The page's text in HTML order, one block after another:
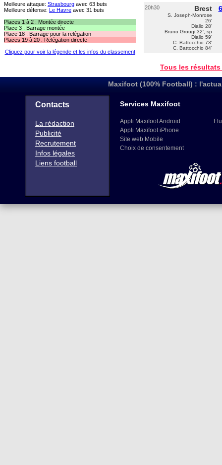
Meilleure attaque: Strasbourg avec 63 buts
Meilleure défense: Le Havre avec 31 buts
Places 1 à 2 : Montée directe
Place 3 : Barrage montée
Place 18 : Barrage pour la relégation
Places 19 à 20 : Relégation directe
Cliquez pour voir la légende et les infos du classement
20h30 Brest
S. Joseph-Monrose
26'
Diallo 28'
Bruno Grougi 32', sp
Diallo 59'
C. Battocchio 73'
C. Battocchio 84'
Tous les
Maxifoot (100% Football) :
Contacts
La rédaction
Publicité
Recrutement
Infos légales
Liens football
Services Maxifoot
Appli Maxifoot Android
Appli Maxifoot iPhone
Site web Mobile
Choix de consentement